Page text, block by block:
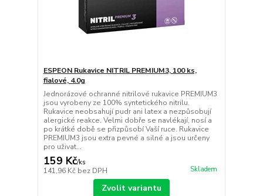
ESPEON Rukavice NITRIL PREMIUM3, 100 ks,
fialové, 4.0g
Jednorázové ochranné nitrilové rukavice PREMIUM3
jsou vyrobeny ze 100% syntetického nitrilu.
Rukavice neobsahují pudr ani latex a nezpůsobují
alergické reakce. Velmi dobře se navlékají, nosí a
po krátké době se přizpůsobí Vaší ruce. Rukavice
PREMIUM3 jsou extra pevné a silné a jsou určeny
pro uživat...
159 Kč/ks
141,96 Kč bez DPH Skladem
Zvolit variantu